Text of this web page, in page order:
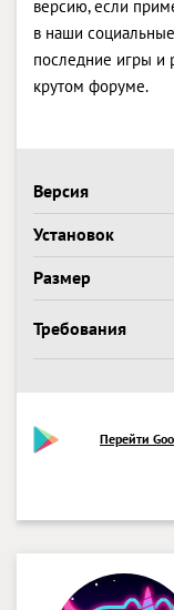
версию, если
в наши
последние игры и
крутом форуме.
Версия
Установок
Размер
Требования
Перейти